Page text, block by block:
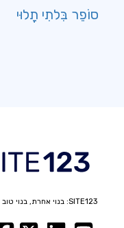
סוֹפֵר בִּלתִי תָלוּי
SITE123: בנוי אחרת, בנוי טוב יותר.